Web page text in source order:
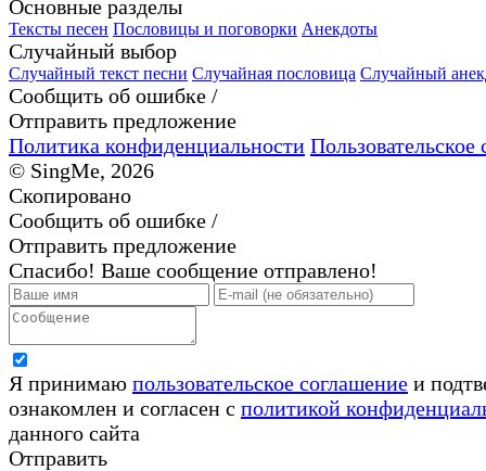
Основные разделы
Тексты песен Пословицы и поговорки Анекдоты
Случайный выбор
Случайный текст песни Случайная пословица Случайный
Сообщить об ошибке /
Отправить предложение
Политика конфиденциальности Пользовательское
© SingMe, 2026
Скопировано
Сообщить об ошибке /
Отправить предложение
Спасибо! Ваше сообщение отправлено!
Я принимаю пользовательское соглашение и
ознакомлен и согласен с политикой
данного сайта
Отправить